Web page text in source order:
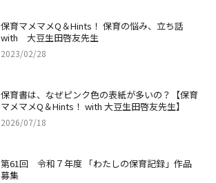
保育マメマメQ＆Hints！ 保育の悩み、立ち話
with 大豆生田啓友先生
2023/02/28
保育書は、なぜピンク色の表紙が多いの？【保育
マメマメQ＆Hints！ with 大豆生田啓友先生】
2026/07/18
第61回 令和７年度 「わたしの保育記録」作品
募集